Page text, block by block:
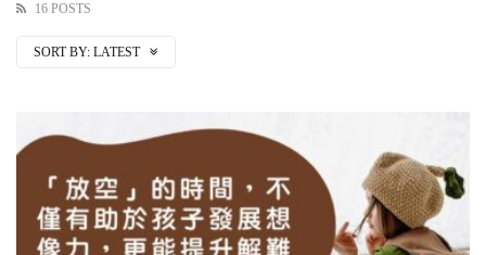
16 POSTS
SORT BY: LATEST